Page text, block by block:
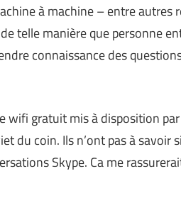
à machine – entre autres
telle manière que personne
connaissance des
wifi gratuit mis à disposition
du coin. Ils n’ont pas à savoir
Skype. Ca me